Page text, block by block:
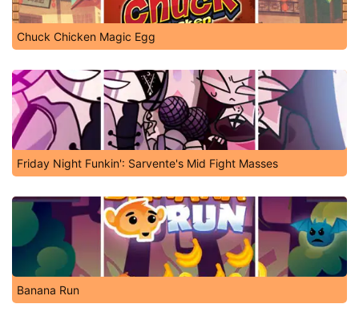
Chuck Chicken Magic Egg
Friday Night Funkin': Sarvente's Mid Fight Masses
Banana Run